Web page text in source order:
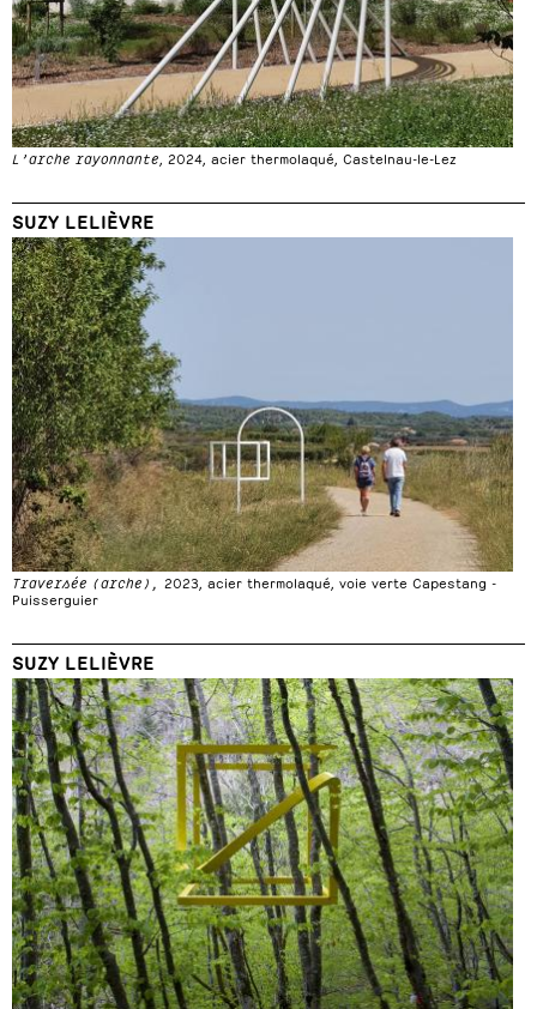
L’arche rayonnante, 2024, acier thermolaqué, Castelnau-le-Lez
SUZY LELIÈVRE
Traversée (arche), 2023, acier thermolaqué, voie verte Capestang -
Puisserguier
SUZY LELIÈVRE